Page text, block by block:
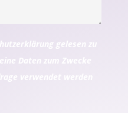
gelesen zu
Daten zum Zwecke
verwendet werden